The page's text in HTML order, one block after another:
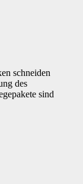
schneiden
des
sind